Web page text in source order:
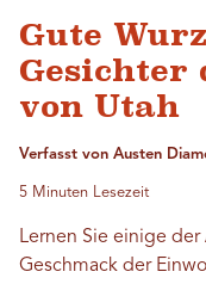
Gute
Gesichter
von Utah
Verfasst von Austen
5 Minuten Lesezeit
Lernen Sie einige
Geschmack der